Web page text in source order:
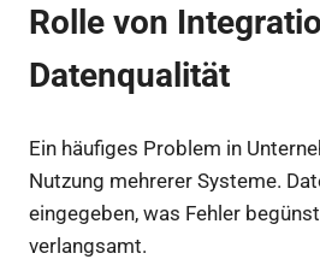
Rolle von
Datenqualität
Ein häufiges Problem in
Nutzung mehrerer Systeme.
eingegeben, was Fehler
verlangsamt.